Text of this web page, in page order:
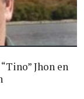
Jhon en